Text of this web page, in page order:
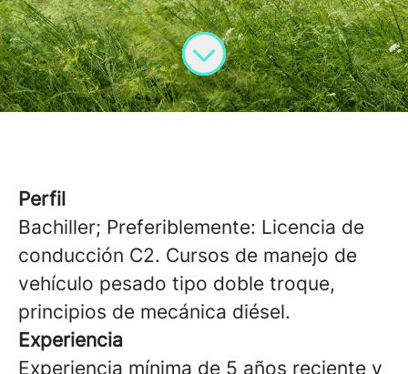
Perfil
Bachiller; Preferiblemente: Licencia de
conducción C2. Cursos de manejo de
vehículo pesado tipo doble troque,
principios de mecánica diésel.
Experiencia
Experiencia mínima de 5 años reciente y